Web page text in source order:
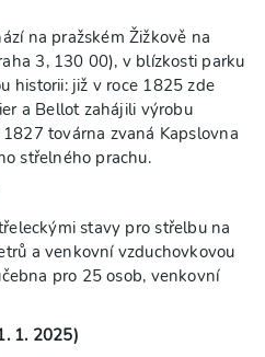
na pražském Žižkově na
3, 130 00), v blízkosti parku
historii: již v roce 1825 zde
a Bellot zahájili výrobu
továrna zvaná Kapslovna
střelného prachu.
stavy pro střelbu na
a venkovní vzduchovkovou
pro 25 osob, venkovní
1. 2025)